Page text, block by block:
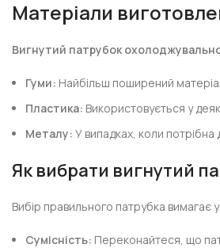
Матеріали
Вигнутий патрубок
Гуми: Найбільш поширений
Пластика: Використовується у
Металу: У випадках, коли потрібна
Як вибрати вигнутий
Вибір правильного патрубка вимагає
Сумісність: Переконайтеся, що